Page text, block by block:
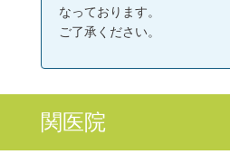
なっております。
ご了承ください。
関医院